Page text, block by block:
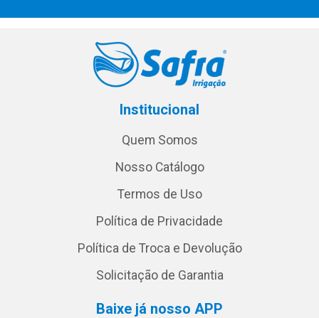
Institucional
Quem Somos
Nosso Catálogo
Termos de Uso
Política de Privacidade
Política de Troca e Devolução
Solicitação de Garantia
Baixe já nosso APP